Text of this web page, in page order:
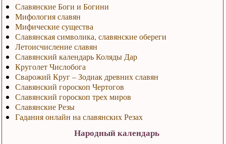
Славянские Боги и Богини
Мифология славян
Мифические существа
Славянская символика, славянские обереги
Летоисчисление славян
Славянский календарь Коляды Дар
Круголет Числобога
Сварожий Круг – Зодиак древних славян
Славянский гороскоп Чертогов
Славянский гороскоп трех миров
Славянские Резы
Гадания онлайн на славянских Резах
Народный календарь